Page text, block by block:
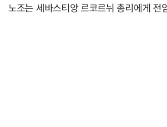
노조는 세바스티앙 르코르뉘 총리에게